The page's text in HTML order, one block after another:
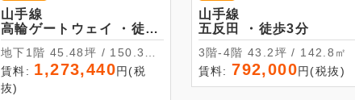
山手線
高輪ゲートウェイ ・徒歩
6分
地下1階 45.48坪 / 150.35
㎡
賃料: 1,273,440円(税
抜)
山手線
五反田 ・徒歩3分
3階-4階 43.2坪 / 142.8㎡
賃料: 792,000円(税抜)